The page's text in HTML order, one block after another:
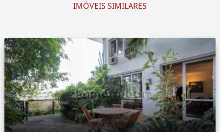
IMÓVEIS SIMILARES